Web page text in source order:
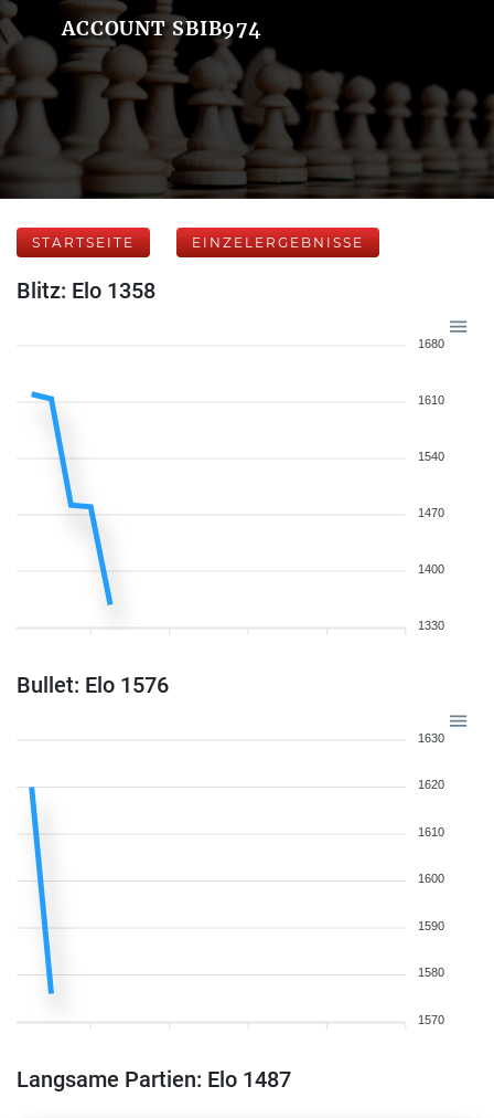
ACCOUNT SBIB974
STARTSEITE EINZELERGEBNISSE
Blitz: Elo 1358
1680
1610
1540
1470
1400
1330
Bullet: Elo 1576
1630
1620
1610
1600
1590
1580
1570
Langsame Partien: Elo 1487